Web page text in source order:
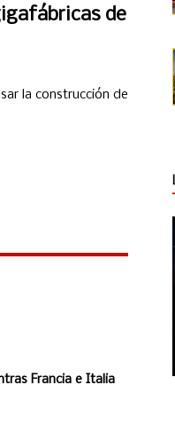
de
la construcción de
Francia e Italia